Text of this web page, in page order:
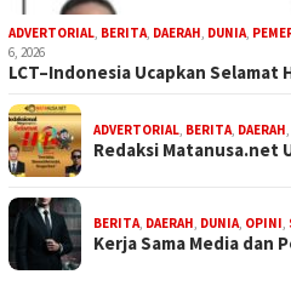
ADVERTORIAL, BERITA, DAERAH, DUNIA,
6, 2026
LCT–Indonesia Ucapkan Selamat
ADVERTORIAL, BERITA, DAERAH,
Redaksi Matanusa.net
BERITA, DAERAH, DUNIA, OPINI,
Kerja Sama Media dan